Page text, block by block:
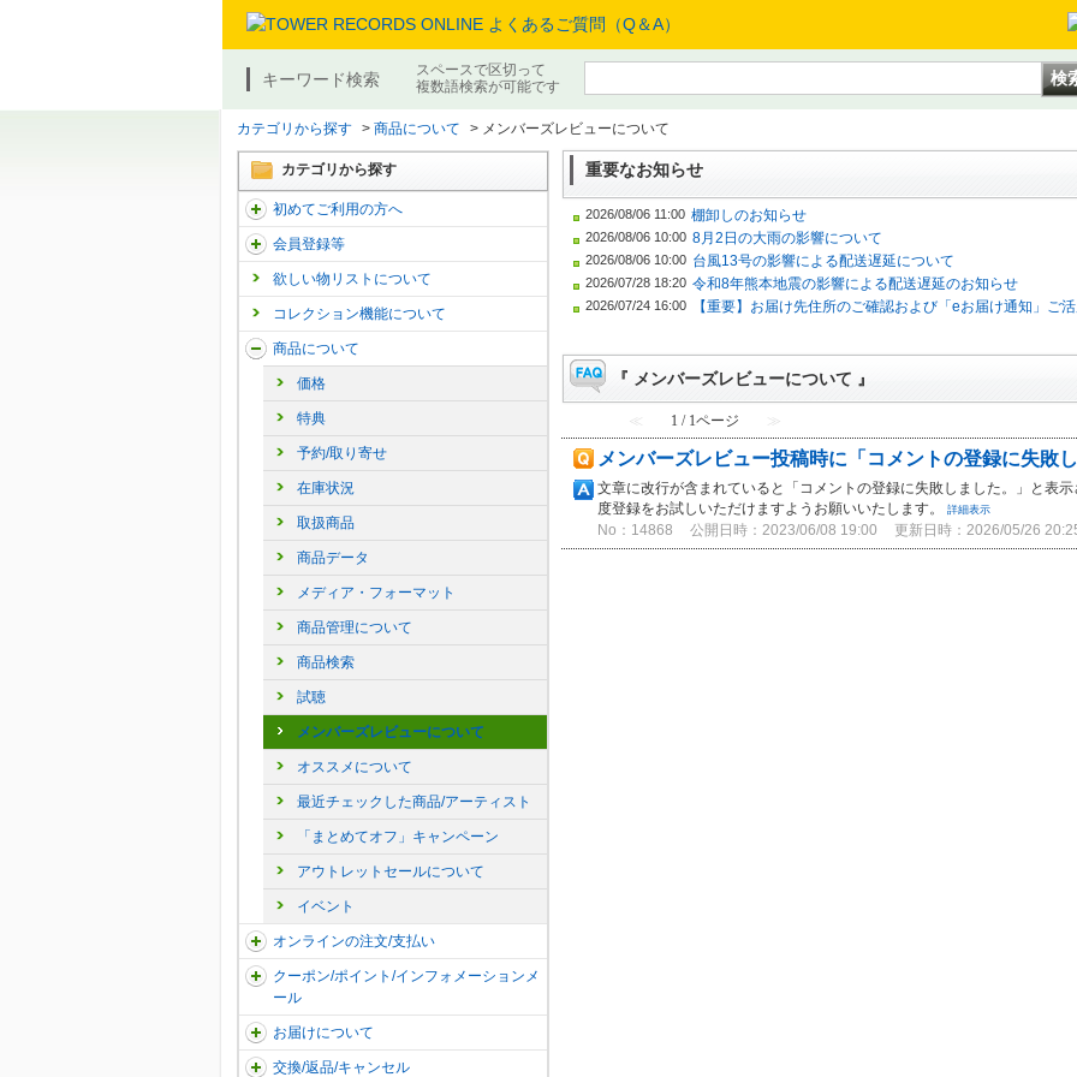
キーワード検索
スペースで区切って
複数語検索が可能です
カテゴリから探す > 商品について > メンバーズレビューについて
カテゴリから探す
初めてご利用の方へ
会員登録等
欲しい物リストについて
コレクション機能について
商品について
価格
特典
予約/取り寄せ
在庫状況
取扱商品
商品データ
メディア・フォーマット
商品管理について
商品検索
試聴
メンバーズレビューについて
オススメについて
最近チェックした商品/アーティスト
「まとめてオフ」キャンペーン
アウトレットセールについて
イベント
オンラインの注文/支払い
クーポン/ポイント/インフォメーションメ
ール
お届けについて
交換/返品/キャンセル
重要なお知らせ
2026/08/06 11:00 棚卸しのお知らせ
2026/08/06 10:00 8月2日の大雨の影響について
2026/08/06 10:00 台風13号の影響による配送遅延について
2026/07/28 18:20 令和8年熊本地震の影響による配送遅延のお知らせ
2026/07/24 16:00 【重要】お届け先住所のご確認および「eお届け通知」ご
『 メンバーズレビューについて 』
≪ 1 / 1ページ ≫
メンバーズレビュー投稿時に「コメントの登録に失敗
文章に改行が含まれていると「コメントの登録に失敗しました。」と表
度登録をお試しいただけますようお願いいたします。
詳細表示
No：14868 公開日時：2023/06/08 19:00 更新日時：2026/05/26